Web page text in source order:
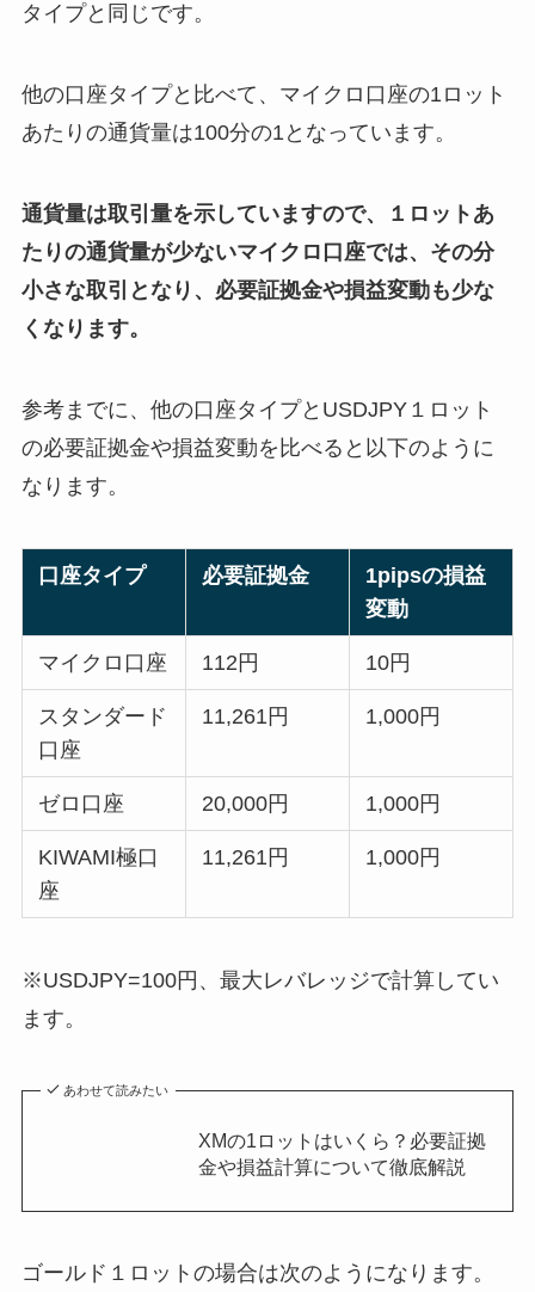
タイプと同じです。
他の口座タイプと比べて、マイクロ口座の1ロット
あたりの通貨量は100分の1となっています。
通貨量は取引量を示していますので、１ロットあ
たりの通貨量が少ないマイクロ口座では、その分
小さな取引となり、必要証拠金や損益変動も少な
くなります。
参考までに、他の口座タイプとUSDJPY１ロット
の必要証拠金や損益変動を比べると以下のように
なります。
口座タイプ 必要証拠金
1pipsの損益
変動
マイクロ口座 112円 10円
スタンダード
口座
11,261円 1,000円
ゼロ口座 20,000円 1,000円
KIWAMI極口
座
11,261円 1,000円
※USDJPY=100円、最大レバレッジで計算してい
ます。
あわせて読みたい
XMの1ロットはいくら？必要証拠
金や損益計算について徹底解説
ゴールド１ロットの場合は次のようになります。